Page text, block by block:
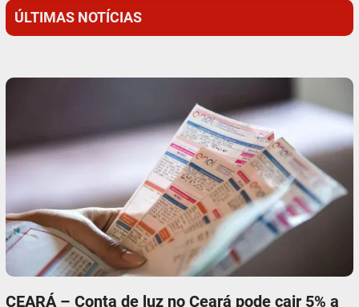
ÚLTIMAS NOTÍCIAS
CEARÁ – Conta de luz no Ceará pode cair 5% a